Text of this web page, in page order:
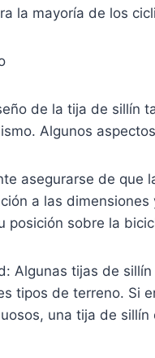
la mayoría de los
de la tija de sillín
Algunos
asegurarse de
a las
posición sobre la
Algunas tijas de
tipos de terreno. Si
una tija de